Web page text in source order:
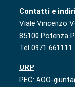
Contatti e
Viale Vincenzo
85100 Potenza
Tel 0971 661111
URP
PEC: AOO-